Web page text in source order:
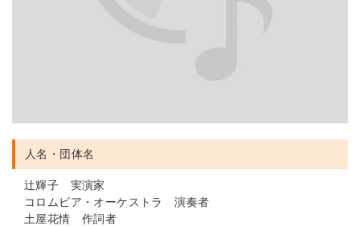
人名・団体名
辻輝子 実演家
コロムビア・オーケストラ 演奏者
土屋花情 作詞者